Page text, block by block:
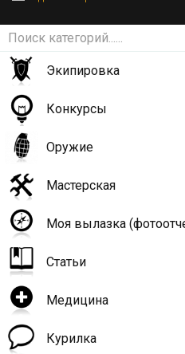
Экипировка
Конкурсы
Оружие
Мастерская
Моя вылазка
Статьи
Медицина
Курилка